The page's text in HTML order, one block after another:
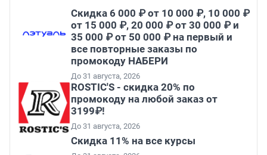
Скидка 6 000 ₽ от 10 000 ₽, 10 000 ₽
от 15 000 ₽, 20 000 ₽ от 30 000 ₽ и
35 000 ₽ от 50 000 ₽ на первый и
все повторные заказы по
промокоду НАБЕРИ
До 31 августа, 2026
ROSTIC'S - скидка 20% по
промокоду на любой заказ от
3199₽!
До 31 августа, 2026
Скидка 11% на все курсы